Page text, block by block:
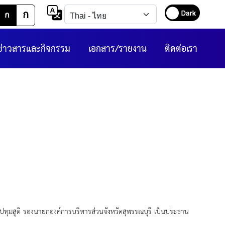
ก ก
ติดต่อเรา
เอกสาร/รายงาน
วสารและกิจกรรม
ยกองค์การบริหารส่วนจังหวัดสุพรรณบุรี เป็นประธาน